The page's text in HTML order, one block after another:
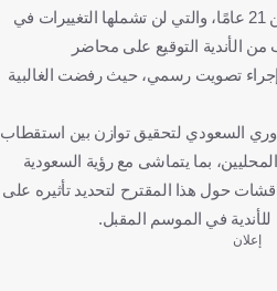
تنظيمات تسجيل اللاعبين تحت سن 21 عامًا، والتي لن تشملها التغييرات في
الأندية التوقيع على محاضر
إجراء تصويت رسمي، حيث رفضت الغالبية
السعودي لتحقيق توازن بين استقطاب
بما يتماشى مع رؤية السعودية
حول هذا المقترح لتحديد تأثيره على
للأندية في الموسم المقبل.
إعلان